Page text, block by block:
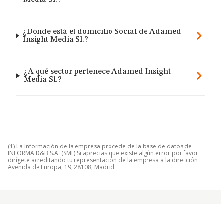
¿Dónde está el domicilio Social de Adamed
Insight Media Sl.?
¿A qué sector pertenece Adamed Insight
Media Sl.?
(1) La información de la empresa procede de la base de datos de
INFORMA D&B S.A. (SME) Si aprecias que existe algún error por favor
dirígete acreditando tu representación de la empresa a la dirección
Avenida de Europa, 19, 28108, Madrid.